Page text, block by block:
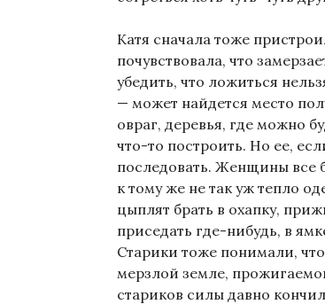
Катя сначала тоже
почувствовала, что
убедить, что ложиться
— может найдется место
овраг, деревья, где можно
что-то построить. Но ее,
последовать. Женщины все
к тому же не так уж тепло
цыплят брать в охапку,
приседать где-нибудь, в
Старики тоже понимали,
мерзлой земле,
стариков силы давно